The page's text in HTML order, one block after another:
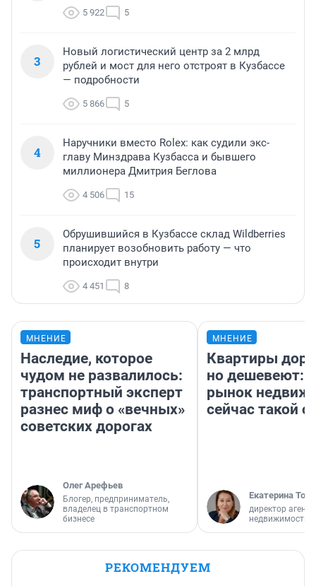
5 922 5
3
Новый логистический центр за 2 млрд
рублей и мост для него отстроят в Кузбассе
— подробности
5 866 5
4
Наручники вместо Rolex: как судили экс-
главу Минздрава Кузбасса и бывшего
миллионера Дмитрия Беглова
4 506 15
5
Обрушившийся в Кузбассе склад Wildberries
планирует возобновить работу — что
происходит внутри
4 451 8
МНЕНИЕ
Наследие, которое
чудом не развалилось:
транспортный эксперт
разнес миф о «вечных»
советских дорогах
Олег Арефьев
Блогер, предприниматель,
владелец в транспортном
бизнесе
МНЕНИЕ
Квартиры
но дешевеют:
рынок
сейчас такой
Екатерина
директор
недвижимости
РЕКОМЕНДУЕМ